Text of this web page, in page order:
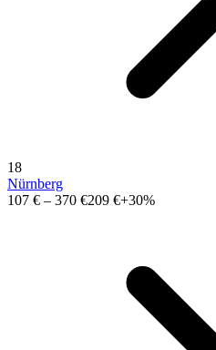
18
Nürnberg
107 € – 370 €209 €+30%